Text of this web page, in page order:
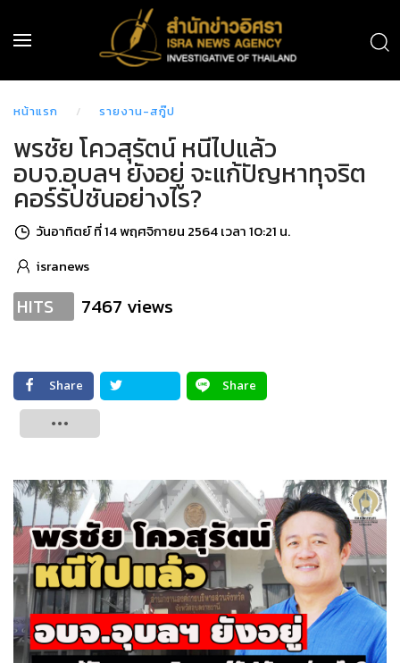
หน้าแรก รายงาน-สกู๊ป
พรชัย โควสุรัตน์ หนีไปแล้ว
อบจ.อุบลฯ ยังอยู่ จะแก้ปัญหาทุจริต
คอร์รัปชันอย่างไร?
วันอาทิตย์ ที่ 14 พฤศจิกายน 2564 เวลา 10:21 น.
isranews
HITS 7467 views
Share
Share